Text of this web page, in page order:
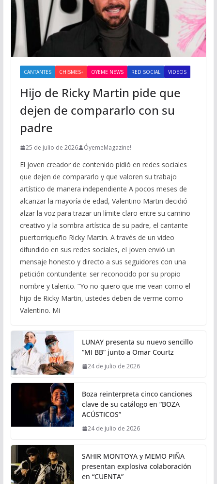
CANTANTES CHISMES+ OYEME NEWS RED SOCIAL VIDEOS
Hijo de Ricky Martin pide que
dejen de compararlo con su
padre
25 de julio de 2026 ÓyemeMagazine!
El joven creador de contenido pidió en redes sociales
que dejen de compararlo y que valoren su trabajo
artístico de manera independiente A pocos meses de
alcanzar la mayoría de edad, Valentino Martin decidió
alzar la voz para trazar un límite claro entre su camino
creativo y la sombra artística de su padre, el cantante
puertorriqueño Ricky Martin. A través de un video
difundido en sus redes sociales, el joven envió un
mensaje honesto y directo a sus seguidores con una
petición contundente: ser reconocido por su propio
nombre y talento. “Yo no quiero que me vean como el
hijo de Ricky Martin, ustedes deben de verme como
Valentino. Mi
LUNAY presenta su nuevo sencillo
“MI BB” junto a Omar Courtz
24 de julio de 2026
Boza reinterpreta cinco canciones
clave de su catálogo en “BOZA
ACÚSTICOS”
24 de julio de 2026
SAHIR MONTOYA y MEMO PIÑA
presentan explosiva colaboración
en “CUENTA”